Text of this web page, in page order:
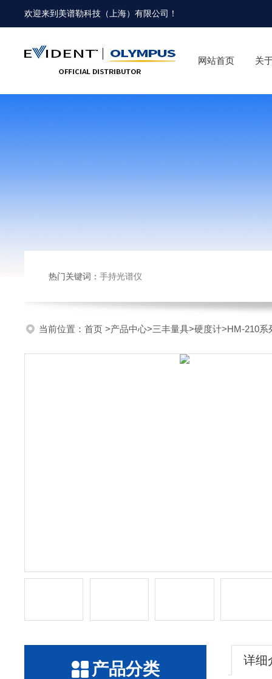
欢迎来到 美谱勒科技（上海）有限公司 ！
网站首页 关
热门关键词： 手持光谱仪
当前位置： 首页 >产品中心>三丰量具>硬度计>HM-210系
产品分类 详细